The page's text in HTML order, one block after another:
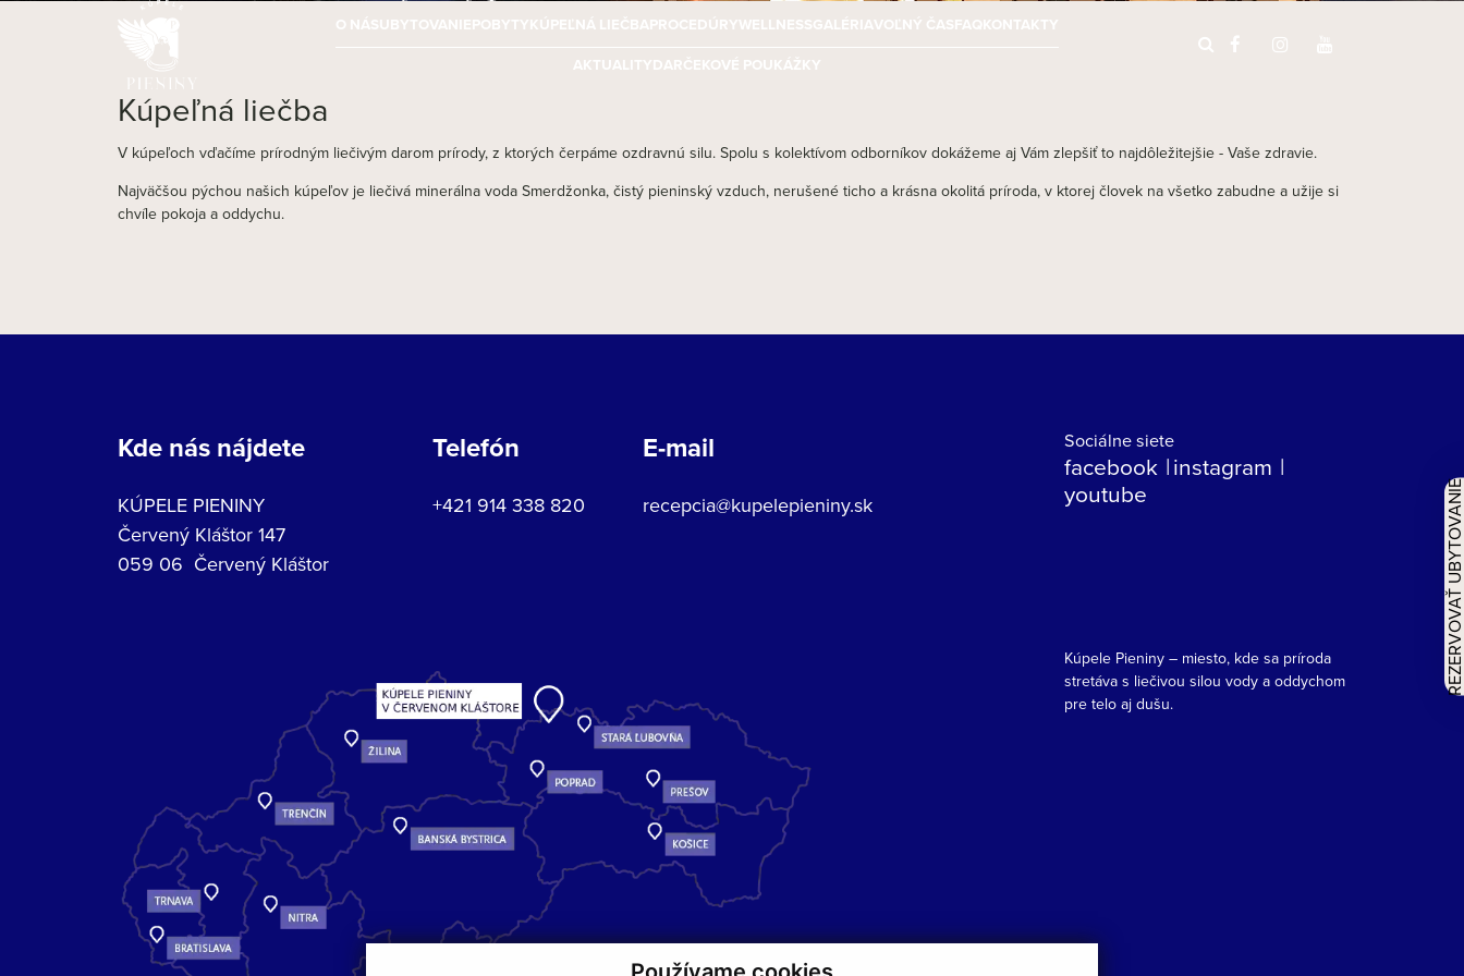
O NÁSUBYTOVANIEPOBYTYKÚPEĽNÁ LIEČBAPROCEDÚRYWELLNESSGALÉRIAVOĽNÝ ČASFAQKONTAKTY
AKTUALITYDARČEKOVÉ POUKÁŽKY
Kúpeľná liečba
V kúpeľoch vďačíme prírodným liečivým darom prírody, z ktorých čerpáme ozdravnú silu. Spolu s kolektívom odborníkov dokážeme aj Vám zlepšiť to najdôležitejšie - Vaše zdravie.
Najväčšou pýchou našich kúpeľov je liečivá minerálna voda Smerdžonka, čistý pieninský vzduch, nerušené ticho a krásna okolitá príroda, v ktorej človek na všetko zabudne a užije si
chvíle pokoja a oddychu.
Kde nás nájdete
KÚPELE PIENINY
Červený Kláštor 147
059 06 Červený Kláštor
Telefón
+421 914 338 820
E-mail
recepcia@kupelepieniny.sk
Sociálne siete
facebook instagram
youtube
Kúpele Pieniny – miesto, kde sa príroda
stretáva s liečivou silou vody a oddychom
pre telo aj dušu.